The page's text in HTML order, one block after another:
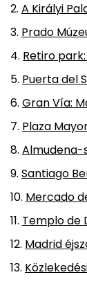
A Királyi
Prado
Retiro
Puerta del
Gran Vía:
Plaza
Almudena-
Santiago
Mercado
Templo de
Madrid